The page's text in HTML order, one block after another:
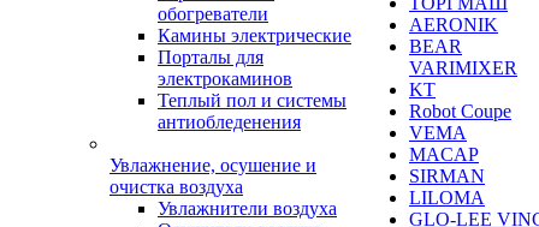
обогреватели
Камины электрические
Порталы для
электрокаминов
Теплый пол и системы
антиобледенения
Увлажнение, осушение и
очистка воздуха
Увлажнители воздуха
AERONIK
BEAR
VARIMIXER
KT
Robot Coupe
VEMA
MACAP
SIRMAN
LILOMA
GLO-LEE